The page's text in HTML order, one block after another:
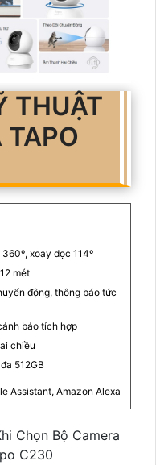
THUẬT
xoay dọc 114º
mét
động, thông báo tức
báo tích hợp
chiều
512GB
Assistant, Amazon Alexa
Chọn Bộ Camera
C230